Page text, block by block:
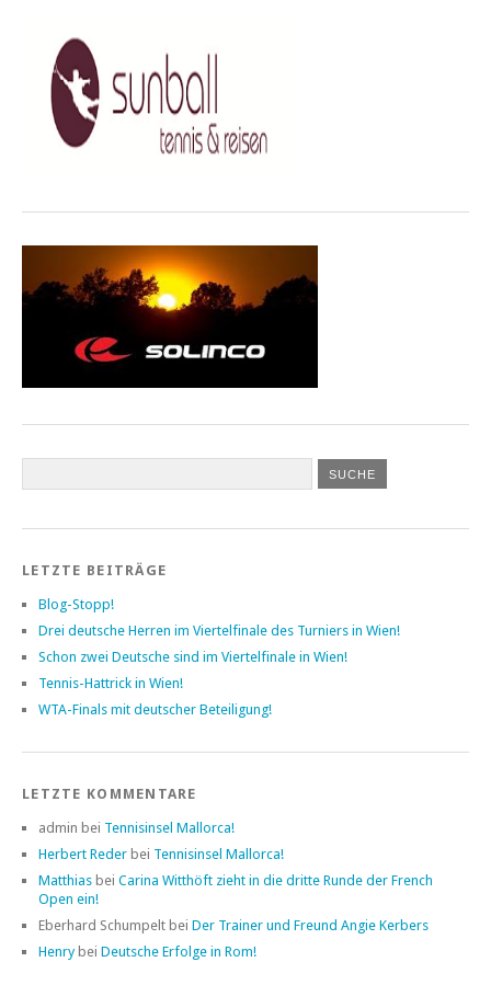
LETZTE BEITRÄGE
Blog-Stopp!
Drei deutsche Herren im Viertelfinale des Turniers in Wien!
Schon zwei Deutsche sind im Viertelfinale in Wien!
Tennis-Hattrick in Wien!
WTA-Finals mit deutscher Beteiligung!
LETZTE KOMMENTARE
admin bei Tennisinsel Mallorca!
Herbert Reder bei Tennisinsel Mallorca!
Matthias bei Carina Witthöft zieht in die dritte Runde der French
Open ein!
Eberhard Schumpelt bei Der Trainer und Freund Angie Kerbers
Henry bei Deutsche Erfolge in Rom!